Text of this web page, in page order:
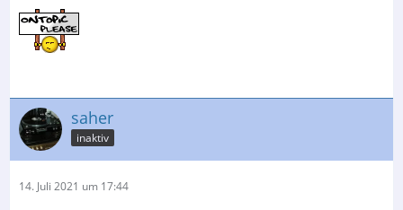
saher
inaktiv
14. Juli 2021 um 17:44